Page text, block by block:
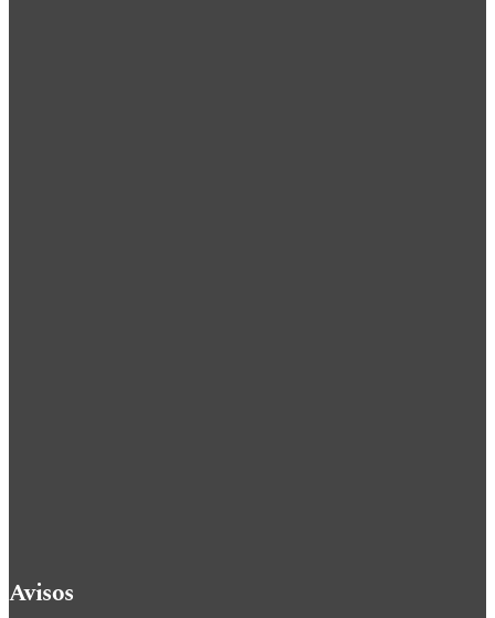
Avisos